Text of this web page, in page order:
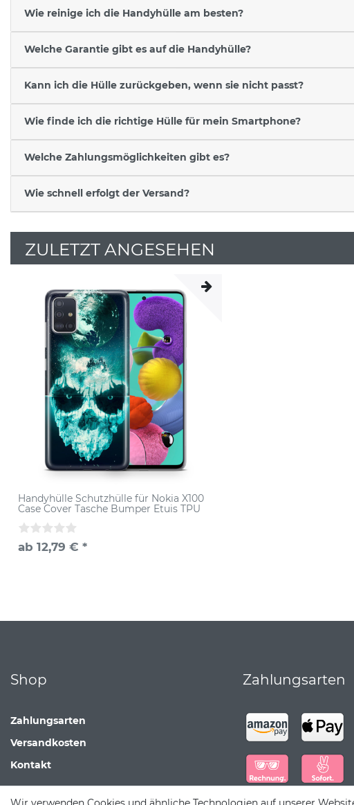
Wie reinige ich die Handyhülle am besten?
Welche Garantie gibt es auf die Handyhülle?
Kann ich die Hülle zurückgeben, wenn sie nicht passt?
Wie finde ich die richtige Hülle für mein Smartphone?
Welche Zahlungsmöglichkeiten gibt es?
Wie schnell erfolgt der Versand?
ZULETZT ANGESEHEN
Handyhülle Schutzhülle für Nokia X100
Case Cover Tasche Bumper Etuis TPU
ab 12,79 € *
Shop
Zahlungsarten
Versandkosten
Kontakt
Zahlungsarten